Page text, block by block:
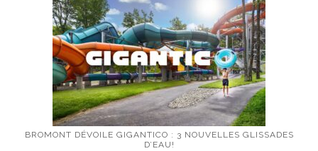
BROMONT DÉVOILE GIGANTICO : 3 NOUVELLES GLISSADES
D’EAU!